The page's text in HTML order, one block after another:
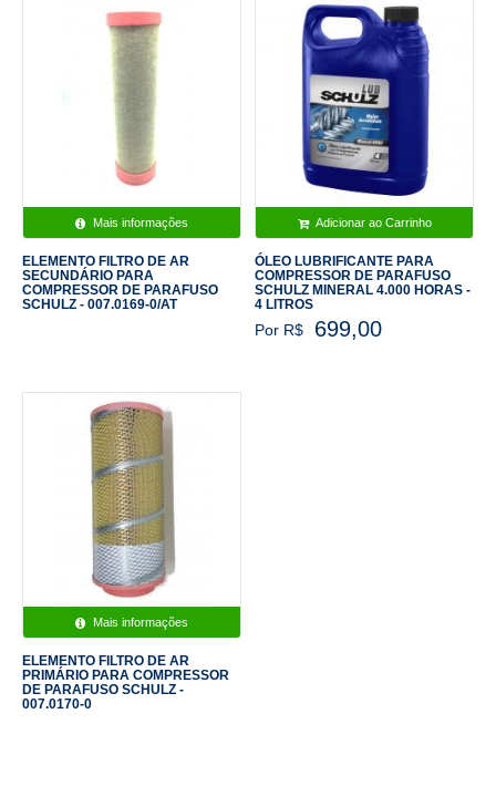
Mais informações
ELEMENTO FILTRO DE AR
SECUNDÁRIO PARA
COMPRESSOR DE PARAFUSO
SCHULZ - 007.0169-0/AT
Adicionar ao Carrinho
ÓLEO LUBRIFICANTE PARA
COMPRESSOR DE PARAFUSO
SCHULZ MINERAL 4.000 HORAS -
4 LITROS
Por R$ 699,00
Mais informações
ELEMENTO FILTRO DE AR
PRIMÁRIO PARA COMPRESSOR
DE PARAFUSO SCHULZ -
007.0170-0